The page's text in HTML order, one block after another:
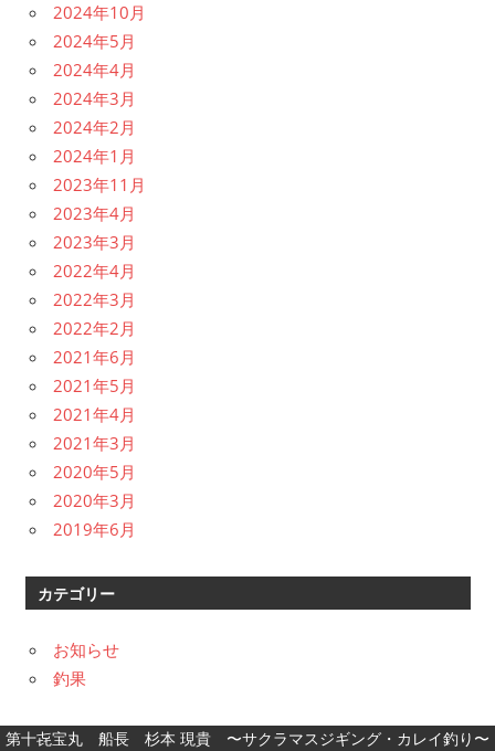
2024年10月
2024年5月
2024年4月
2024年3月
2024年2月
2024年1月
2023年11月
2023年4月
2023年3月
2022年4月
2022年3月
2022年2月
2021年6月
2021年5月
2021年4月
2021年3月
2020年5月
2020年3月
2019年6月
カテゴリー
お知らせ
釣果
第十㐂宝丸 船長 杉本 現貴 〜サクラマスジギング・カレイ釣り〜